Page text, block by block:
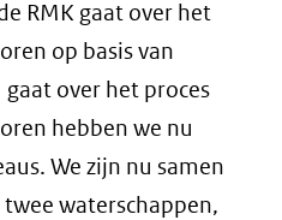
RMK gaat over het
op basis van
over het proces
hebben we nu
We zijn nu samen
waterschappen,